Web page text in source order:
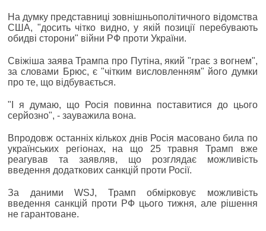
На думку представниці зовнішньополітичного відомства
США, "досить чітко видно, у якій позиції перебувають
обидві сторони" війни РФ проти України.
Свіжіша заява Трампа про Путіна, який "грає з вогнем",
за словами Брюс, є "чітким висловленням" його думки
про те, що відбувається.
"І я думаю, що Росія повинна поставитися до цього
серйозно", - зауважила вона.
Впродовж останніх кількох днів Росія масовано била по
українських регіонах, на що 25 травня Трамп вже
реагував та заявляв, що розглядає можливість
введення додаткових санкцій проти Росії.
За даними WSJ, Трамп обмірковує можливість
введення санкцій проти РФ цього тижня, але рішення
не гарантоване.